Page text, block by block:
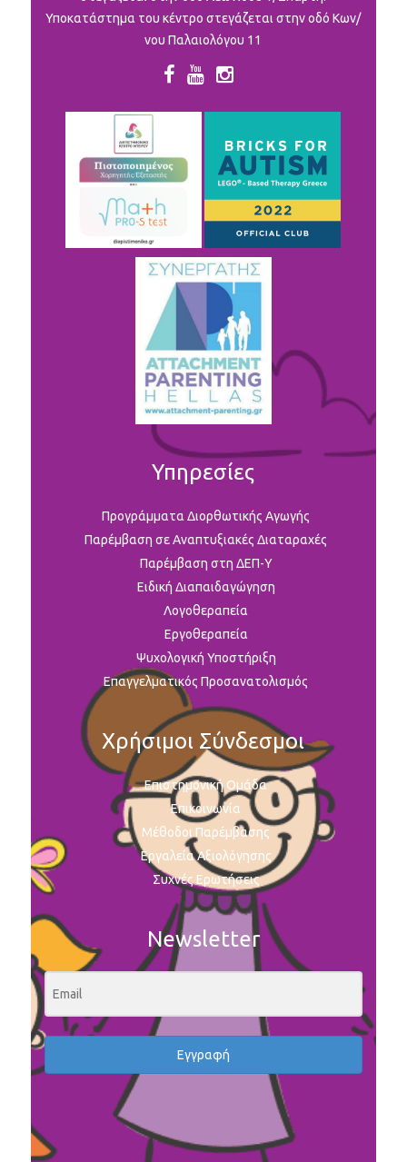
Υποκατάστημα του κέντρο στεγάζεται στην οδό Κων/
νου Παλαιολόγου 11
Υπηρεσίες
Προγράμματα Διορθωτικής Αγωγής
Παρέμβαση σε Αναπτυξιακές Διαταραχές
Παρέμβαση στη ΔΕΠ-Υ
Ειδική Διαπαιδαγώγηση
Λογοθεραπεία
Εργοθεραπεία
Ψυχολογική Υποστήριξη
Επαγγελματικός Προσανατολισμός
Χρήσιμοι Σύνδεσμοι
Επιστημονική Ομάδα
Επικοινωνία
Μέθοδοι Παρέμβασης
Εργαλεία Αξιολόγησης
Συχνές Ερωτήσεις
Newsletter
Εγγραφή